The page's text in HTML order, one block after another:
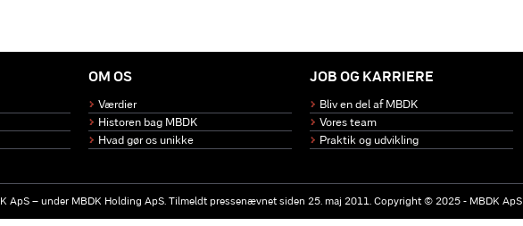
OM OS
Værdier
Historen bag MBDK
Hvad gør os unikke
JOB OG KARRIERE
Bliv en del af MBDK
Vores team
Praktik og udvikling
ApS – under MBDK Holding ApS. Tilmeldt pressenævnet siden 25. maj 2011. Copyright © 2025 - MBDK ApS